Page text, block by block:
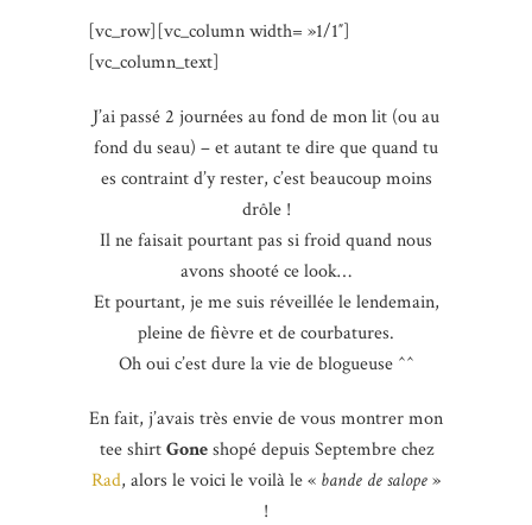
[vc_row][vc_column width= »1/1″]
[vc_column_text]
J’ai passé 2 journées au fond de mon lit (ou au
fond du seau) – et autant te dire que quand tu
es contraint d’y rester, c’est beaucoup moins
drôle !
Il ne faisait pourtant pas si froid quand nous
avons shooté ce look…
Et pourtant, je me suis réveillée le lendemain,
pleine de fièvre et de courbatures.
Oh oui c’est dure la vie de blogueuse ^^
En fait, j’avais très envie de vous montrer mon
tee shirtGoneshopé depuis Septembre chez
Rad, alors le voici le voilà le « bande de salope»
!